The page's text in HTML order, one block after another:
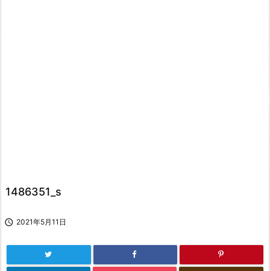
1486351_s
 2021年5月11日